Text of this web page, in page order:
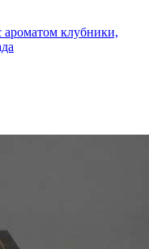
ароматом клубники,